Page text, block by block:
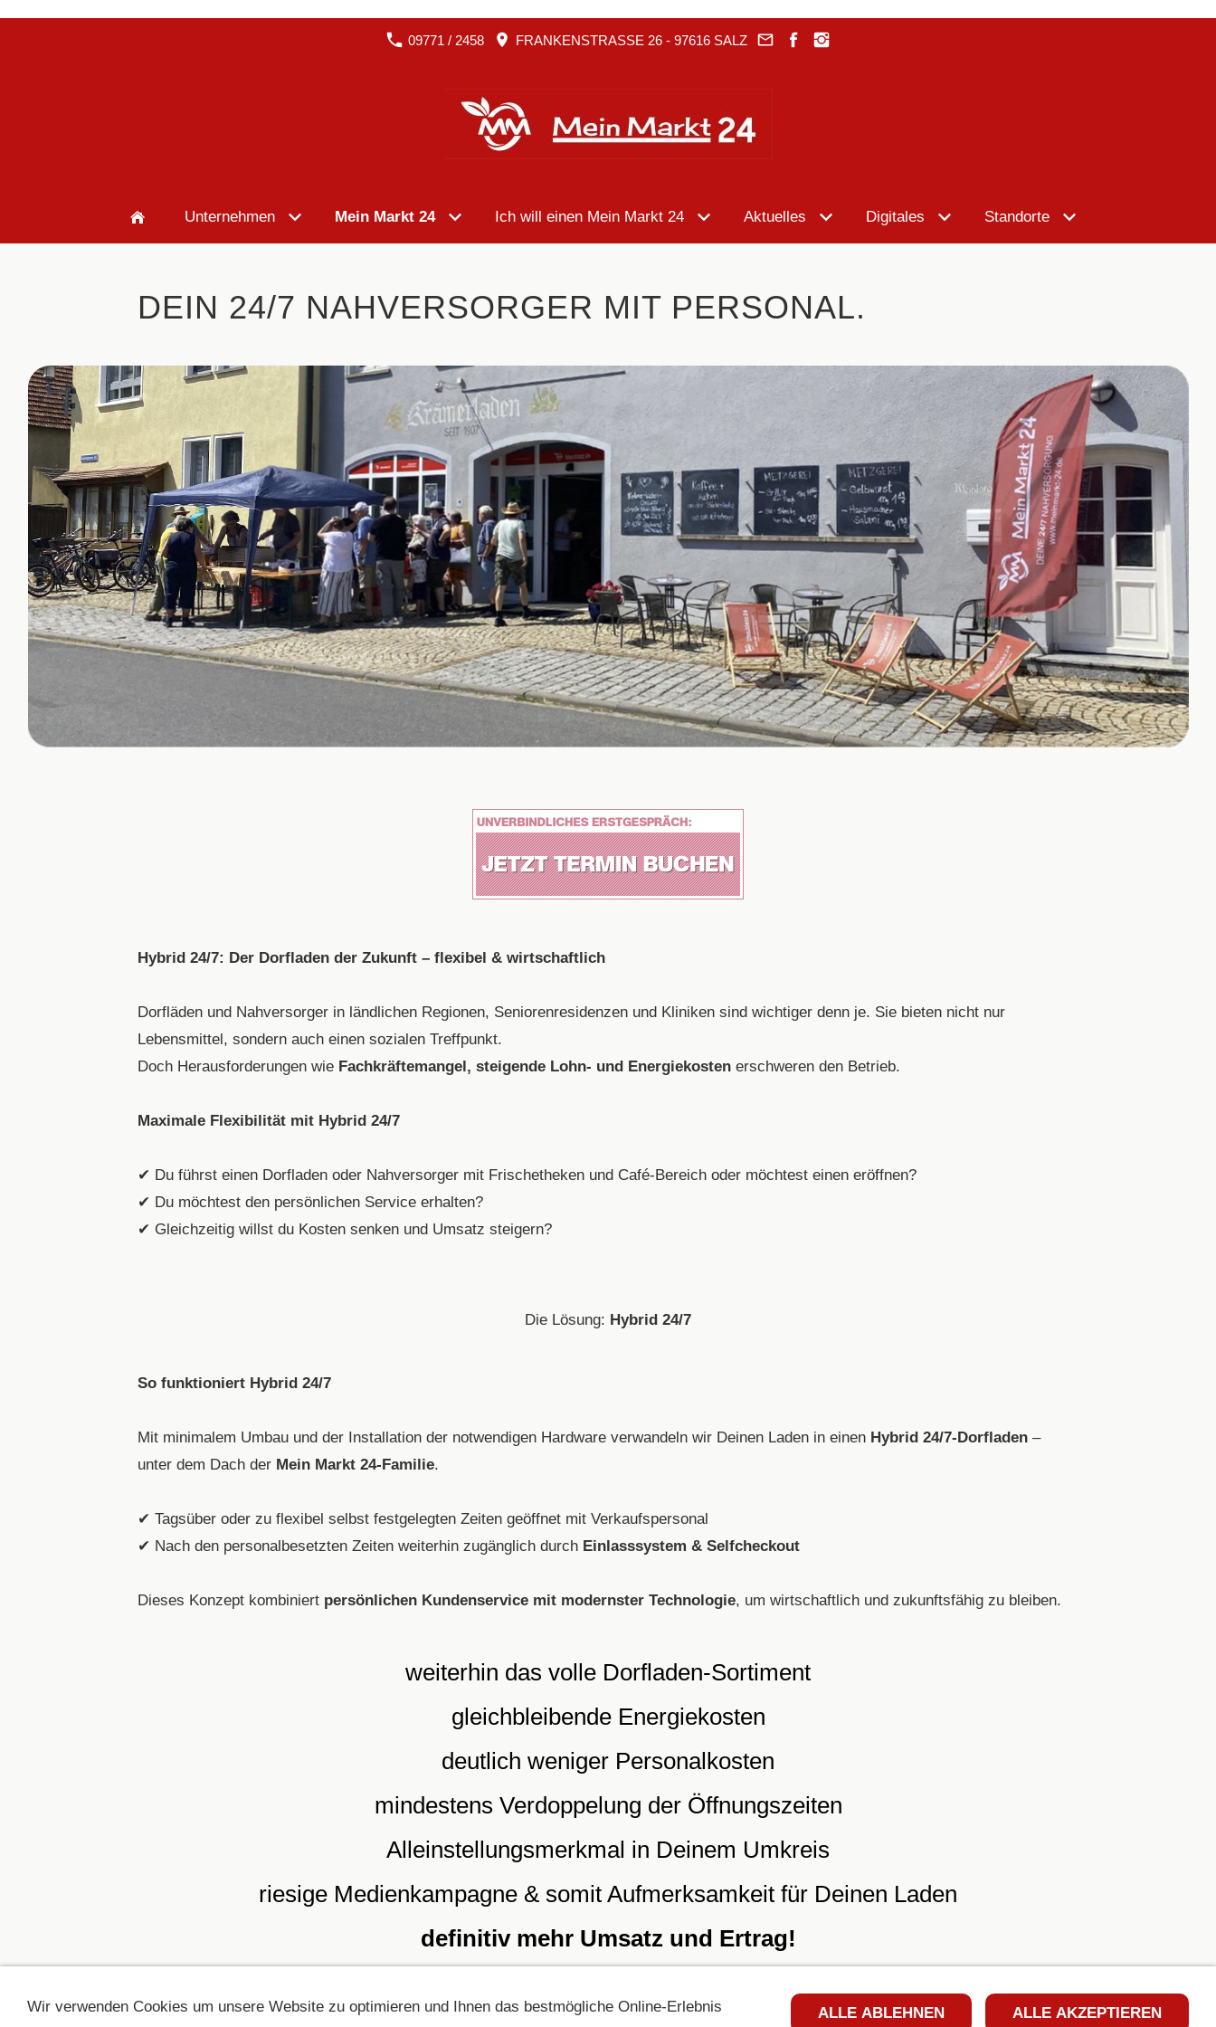
09771 / 2458 FRANKENSTRASSE 26 - 97616 SALZ
Unternehmen Mein Markt 24 Ich will einen Mein Markt 24 Aktuelles Digitales Standorte
DEIN 24/7 NAHVERSORGER MIT PERSONAL.
Hybrid 24/7: Der Dorfladen der Zukunft – flexibel & wirtschaftlich
Dorfläden und Nahversorger in ländlichen Regionen, Seniorenresidenzen und Kliniken sind wichtiger denn je. Sie bieten nicht nur
Lebensmittel, sondern auch einen sozialen Treffpunkt.
Doch Herausforderungen wie Fachkräftemangel, steigende Lohn- und Energiekosten erschweren den Betrieb.
Maximale Flexibilität mit Hybrid 24/7
✔ Du führst einen Dorfladen oder Nahversorger mit Frischetheken und Café-Bereich oder möchtest einen eröffnen?
✔ Du möchtest den persönlichen Service erhalten?
✔ Gleichzeitig willst du Kosten senken und Umsatz steigern?
Die Lösung: Hybrid 24/7
So funktioniert Hybrid 24/7
Mit minimalem Umbau und der Installation der notwendigen Hardware verwandeln wir Deinen Laden in einen Hybrid 24/7-Dorfladen –
unter dem Dach der Mein Markt 24-Familie.
✔ Tagsüber oder zu flexibel selbst festgelegten Zeiten geöffnet mit Verkaufspersonal
✔ Nach den personalbesetzten Zeiten weiterhin zugänglich durch Einlasssystem & Selfcheckout
Dieses Konzept kombiniert persönlichen Kundenservice mit modernster Technologie, um wirtschaftlich und zukunftsfähig zu bleiben.
weiterhin das volle Dorfladen-Sortiment
gleichbleibende Energiekosten
deutlich weniger Personalkosten
mindestens Verdoppelung der Öffnungszeiten
Alleinstellungsmerkmal in Deinem Umkreis
riesige Medienkampagne & somit Aufmerksamkeit für Deinen Laden
definitiv mehr Umsatz und Ertrag!
Wir verwenden Cookies um unsere Website zu optimieren und Ihnen das bestmögliche Online-Erlebnis
ALLE AKZEPTIEREN
ALLE ABLEHNEN